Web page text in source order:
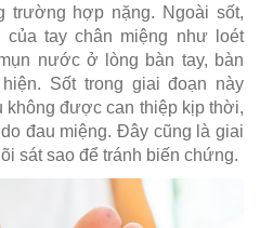
trường hợp nặng. Ngoài sốt,
tay chân miệng như loét
nước ở lòng bàn tay, bàn
Sốt trong giai đoạn này
được can thiệp kịp thời,
đau miệng. Đây cũng là giai
sát sao để tránh biến chứng.